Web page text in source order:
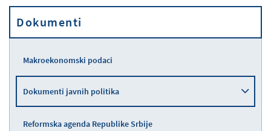
Propisi
Dokumenti
Makroekonomski podaci
Dokumenti javnih politika
Reformska agenda Republike Srbije